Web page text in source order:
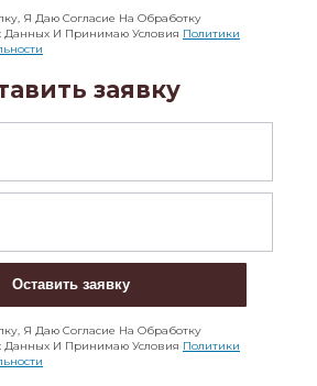
Я Даю Согласие На Обработку
Данных И Принимаю Условия Политики
заявку
Оставить заявку
Я Даю Согласие На Обработку
Данных И Принимаю Условия Политики